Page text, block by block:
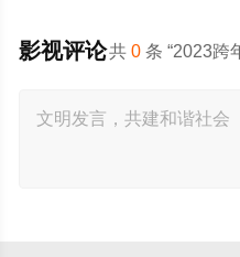
共0 条 “2023跨
影视评论